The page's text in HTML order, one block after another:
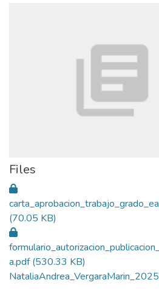
Files
(70.05 KB)
a.pdf(530.33 KB)